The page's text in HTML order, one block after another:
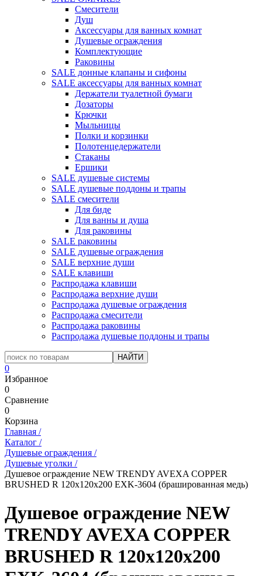
Смесители
Душ
Аксессуары для ванных комнат
Душевые ограждения
Комплектующие
Раковины
SALE донные клапаны и сифоны
SALE аксессуары для ванных комнат
Держатели туалетной бумаги
Дозаторы
Крючки
Мыльницы
Полки и корзинки
Полотенцедержатели
Стаканы
Ершики
SALE душевые системы
SALE душевые поддоны и трапы
SALE смесители
Для биде
Для ванны и душа
Для раковины
SALE раковины
SALE душевые ограждения
SALE верхние души
SALE клавиши
Распродажа клавиши
Распродажа верхние души
Распродажа душевые ограждения
Распродажа смесители
Распродажа раковины
Распродажа душевые поддоны и трапы
0
Избранное
0
Сравнение
0
Корзина
Главная /
Каталог /
Душевые ограждения /
Душевые уголки /
Душевое ограждение NEW TRENDY AVEXA COPPER
BRUSHED R 120x120x200 EXK-3604 (брашированная медь)
Душевое ограждение NEW
TRENDY AVEXA COPPER
BRUSHED R 120x120x200